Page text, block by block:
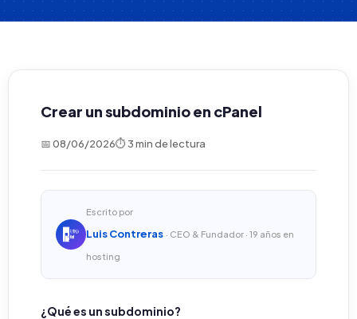
Crear un subdominio en cPanel
📅 08/06/2026⏱ 3 min de lectura
Escrito por
Luis Contreras · CEO & Fundador · 19 años en
hosting
¿Qué es un subdominio?